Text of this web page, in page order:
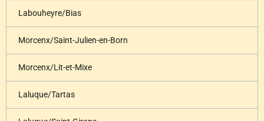
Labouheyre/Bias
Morcenx/Saint-Julien-en-Born
Morcenx/Lit-et-Mixe
Laluque/Tartas